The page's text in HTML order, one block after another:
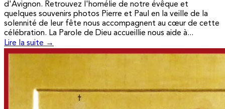
d'Avignon. Retrouvez l'homélie de notre évêque et
quelques souvenirs photos Pierre et Paul en la veille de la
solennité de leur fête nous accompagnent au cœur de cette
célébration. La Parole de Dieu accueillie nous aide à...
Lire la suite →